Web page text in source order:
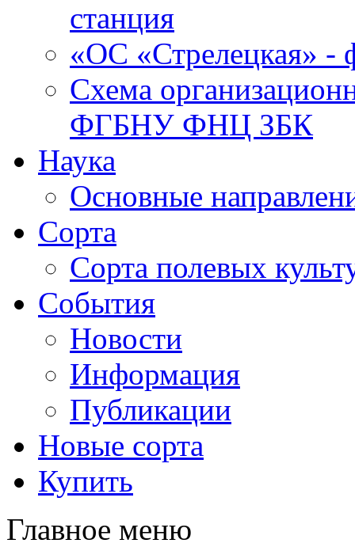
станция
«ОС «Стрелецкая»
Схема
ФГБНУ ФНЦ ЗБК
Наука
Основные
Сорта
Сорта полевых
События
Новости
Информация
Публикации
Новые сорта
Купить
Главное меню